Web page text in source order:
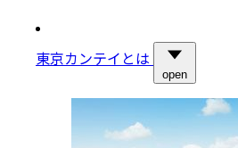
東京カンテイとは
open